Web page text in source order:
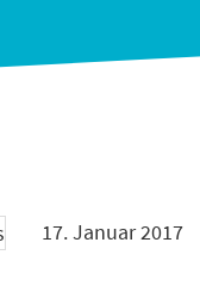
17. Januar 2017